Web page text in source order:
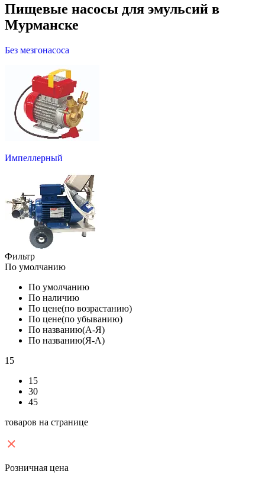
Пищевые насосы для эмульсий в
Мурманске
Без мезгонасоса
Импеллерный
Фильтр
По умолчанию
По умолчанию
По наличию
По цене(по возрастанию)
По цене(по убыванию)
По названию(А-Я)
По названию(Я-А)
15
15
30
45
товаров на странице
Розничная цена